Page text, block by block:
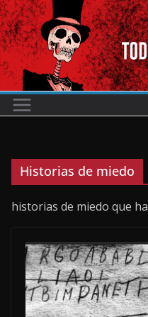
Saltar
al
contenido
Historias de miedo
historias de miedo que